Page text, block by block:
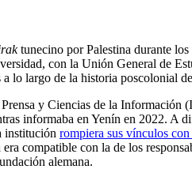
tunecino por Palestina durante
con la Unión General de
lo largo de la historia poscolonial
y Ciencias de la
informaba en Yenín en 2022. A
institución rompiera sus vínculos
compatible con la de los
alemana.